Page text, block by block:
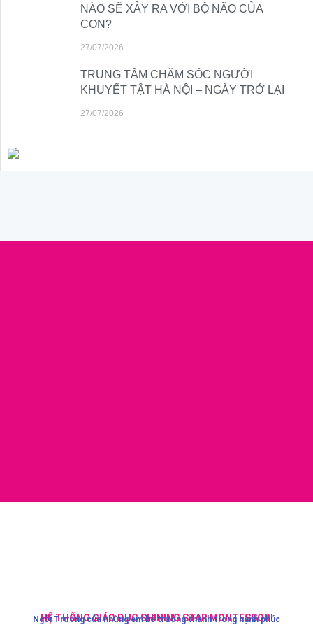
NÀO SẼ XẢY RA VỚI BỘ NÃO CỦA
CON?
27/07/2026
TRUNG TÂM CHĂM SÓC NGƯỜI
KHUYẾT TẬT HÀ NỘI – NGÀY TRỞ LẠI
27/07/2026
HỆ THỐNG GIÁO DỤC SHINING STAR MONTESSORI
Ngôi Trường của những em bé trưởng thành trong hạnh phúc